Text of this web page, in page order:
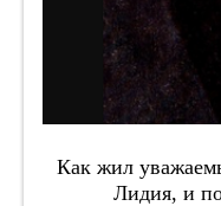
Как жил
Лидия, и